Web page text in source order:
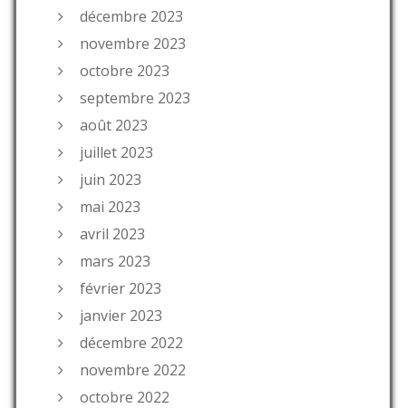
décembre 2023
novembre 2023
octobre 2023
septembre 2023
août 2023
juillet 2023
juin 2023
mai 2023
avril 2023
mars 2023
février 2023
janvier 2023
décembre 2022
novembre 2022
octobre 2022